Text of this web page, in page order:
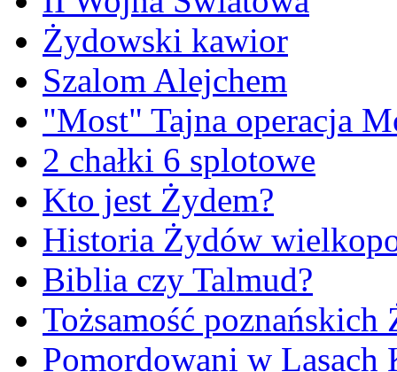
Żydowski kawior
Szalom Alejchem
"Most" Tajna operacja
2 chałki 6 splotowe
Kto jest Żydem?
Historia Żydów
Biblia czy Talmud?
Tożsamość poznańskich
Pomordowani w Lasach